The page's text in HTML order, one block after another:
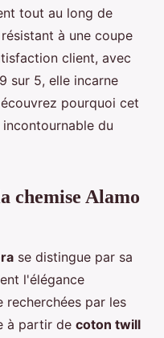
tout au long de
à une coupe
client, avec
sur 5, elle incarne
pourquoi cet
du
chemise Alamo
se distingue par sa
l'élégance
recherchées par les
à partir de coton twill